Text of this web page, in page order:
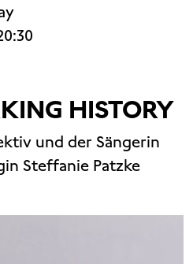
HISTORY
und der Sängerin
Steffanie Patzke